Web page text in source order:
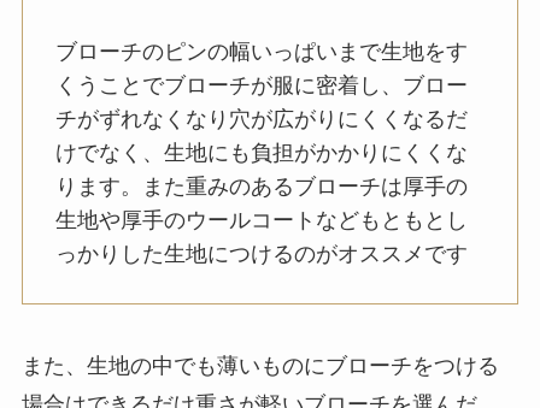
ブローチのピンの幅いっぱいまで生地をす
くうことでブローチが服に密着し、ブロー
チがずれなくなり穴が広がりにくくなるだ
けでなく、生地にも負担がかかりにくくな
ります。また重みのあるブローチは厚手の
生地や厚手のウールコートなどもともとし
っかりした生地につけるのがオススメです
また、生地の中でも薄いものにブローチをつける